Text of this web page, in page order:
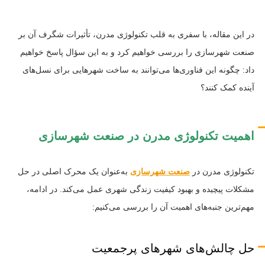
در این مقاله، با سفری به قلب تکنولوژی مدرن، تأثیرات شگرف آن بر
صنعت شهرسازی را بررسی خواهیم کرد و به این سؤال پاسخ خواهیم
داد: چگونه این فناوری‌ها می‌توانند به ساخت شهرهایی برای نسل‌های
آینده کمک کنند؟
اهمیت تکنولوژی مدرن در صنعت شهرسازی
تکنولوژی مدرن در صنعت شهرسازی به‌عنوان یک محرک اصلی در حل
مشکلات پیچیده و بهبود کیفیت زندگی شهری عمل می‌کند. در ادامه،
مهم‌ترین جنبه‌های اهمیت آن را بررسی می‌کنیم:
حل چالش‌های شهرهای پرجمعیت